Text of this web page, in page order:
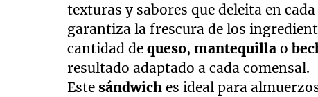
texturas y sabores que deleita en
garantiza la frescura de los
cantidad dequeso,mantequillao
resultado adaptado a cada comensal.
Estesándwiches ideal para